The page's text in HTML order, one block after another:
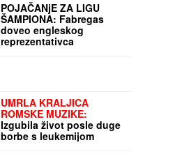
POJAČANjE ZA LIGU
ŠAMPIONA: Fabregas
doveo engleskog
reprezentativca
UMRLA KRALJICA
ROMSKE MUZIKE:
Izgubila život posle duge
borbe s leukemijom